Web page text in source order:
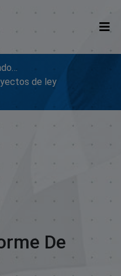
Repositorio Digital SenadoRD
de ley
De